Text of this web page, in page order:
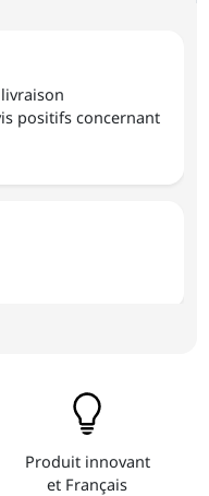
positifs concernant
Produit innovant
et Français